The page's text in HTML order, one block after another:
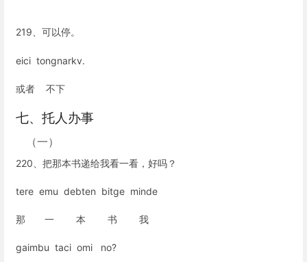
219、可以停。
eici tongnarkv.
或者 不下
七、托人办事
（一）
220、把那本书递给我看一看，好吗？
tere emu debten bitge minde
那 一 本 书 我
gaimbu taci omi no?